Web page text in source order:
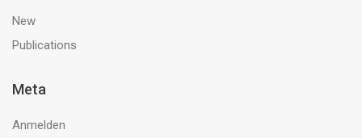
New
Publications
Meta
Anmelden